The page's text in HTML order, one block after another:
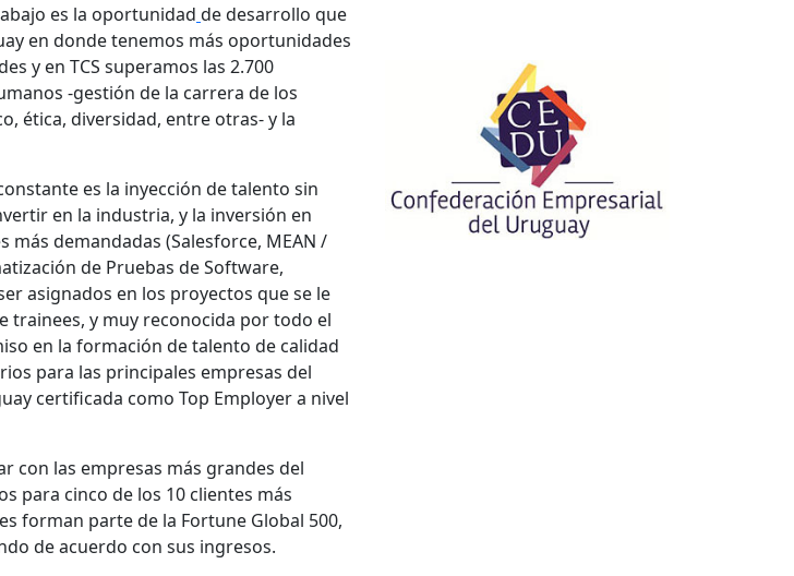
es la oportunidad de desarrollo que
en donde tenemos más oportunidades
y en TCS superamos las 2.700
-gestión de la carrera de los
ética, diversidad, entre otras- y la
es la inyección de talento sin
en la industria, y la inversión en
demandadas (Salesforce, MEAN /
de Pruebas de Software,
asignados en los proyectos que se le
trainees, y muy reconocida por todo el
en la formación de talento de calidad
para las principales empresas del
certificada como Top Employer a nivel
con las empresas más grandes del
para cinco de los 10 clientes más
forman parte de la Fortune Global 500,
de acuerdo con sus ingresos.